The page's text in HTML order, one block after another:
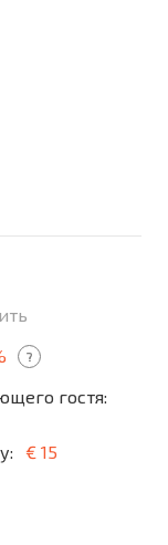
?
гостя:
€ 15